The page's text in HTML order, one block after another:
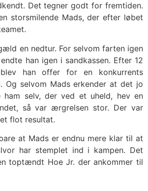
Det tegner godt for fremtiden.
storsmilende Mads, der efter løbet
en nedtur. For selvom farten igen
han igen i sandkassen. Efter 12
han offer for en konkurrents
Og selvom Mads erkender at det jo
selv, der ved et uheld, hev en
så var ærgrelsen stor. Der var
flot resultat.
at Mads er endnu mere klar til at
har stemplet ind i kampen. Det
toptændt Hoe Jr. der ankommer til